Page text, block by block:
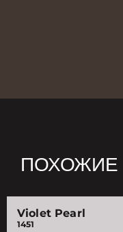
ПОХОЖИЕ
Violet Pearl
1451